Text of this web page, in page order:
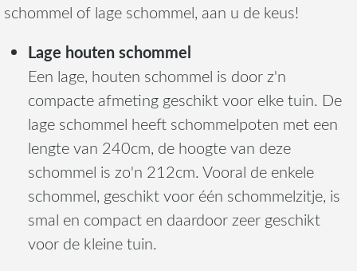
schommel of lage schommel, aan u de keus!
Lage houten schommel
Een lage, houten schommel is door z'n
compacte afmeting geschikt voor elke tuin. De
lage schommel heeft schommelpoten met een
lengte van 240cm, de hoogte van deze
schommel is zo'n 212cm. Vooral de enkele
schommel, geschikt voor één schommelzitje, is
smal en compact en daardoor zeer geschikt
voor de kleine tuin.